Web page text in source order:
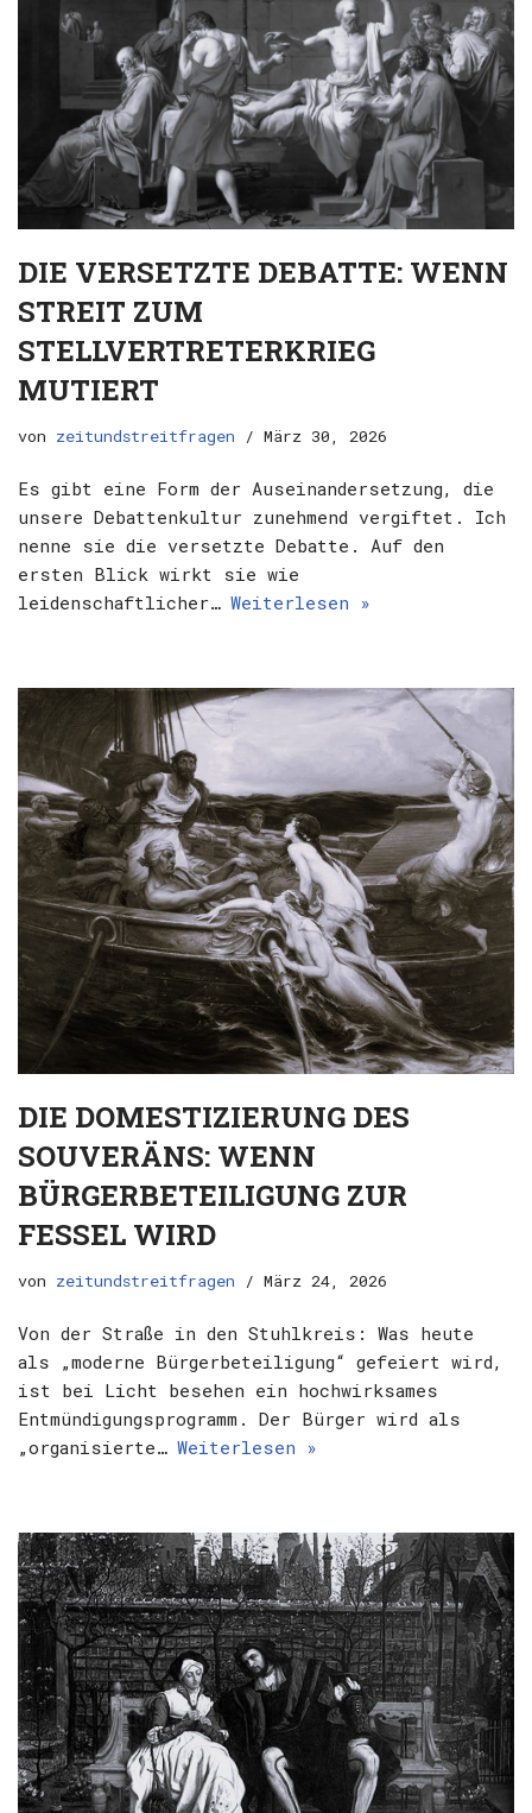
DIE VERSETZTE DEBATTE: WENN
STREIT ZUM
STELLVERTRETERKRIEG
MUTIERT
von zeitundstreitfragen März 30, 2026
Es gibt eine Form der Auseinandersetzung, die
unsere Debattenkultur zunehmend vergiftet. Ich
nenne sie die versetzte Debatte. Auf den
ersten Blick wirkt sie wie
leidenschaftlicher… Weiterlesen »
DIE DOMESTIZIERUNG DES
SOUVERÄNS: WENN
BÜRGERBETEILIGUNG ZUR
FESSEL WIRD
von zeitundstreitfragen März 24, 2026
Von der Straße in den Stuhlkreis: Was heute
als „moderne Bürgerbeteiligung“ gefeiert wird,
ist bei Licht besehen ein hochwirksames
Entmündigungsprogramm. Der Bürger wird als
„organisierte… Weiterlesen »